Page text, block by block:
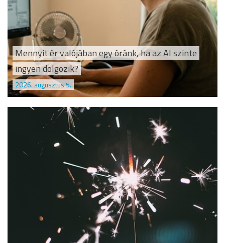
Mennyit ér valójában egy óránk, ha az AI szinte
ingyen dolgozik?
2026. augusztus 5.